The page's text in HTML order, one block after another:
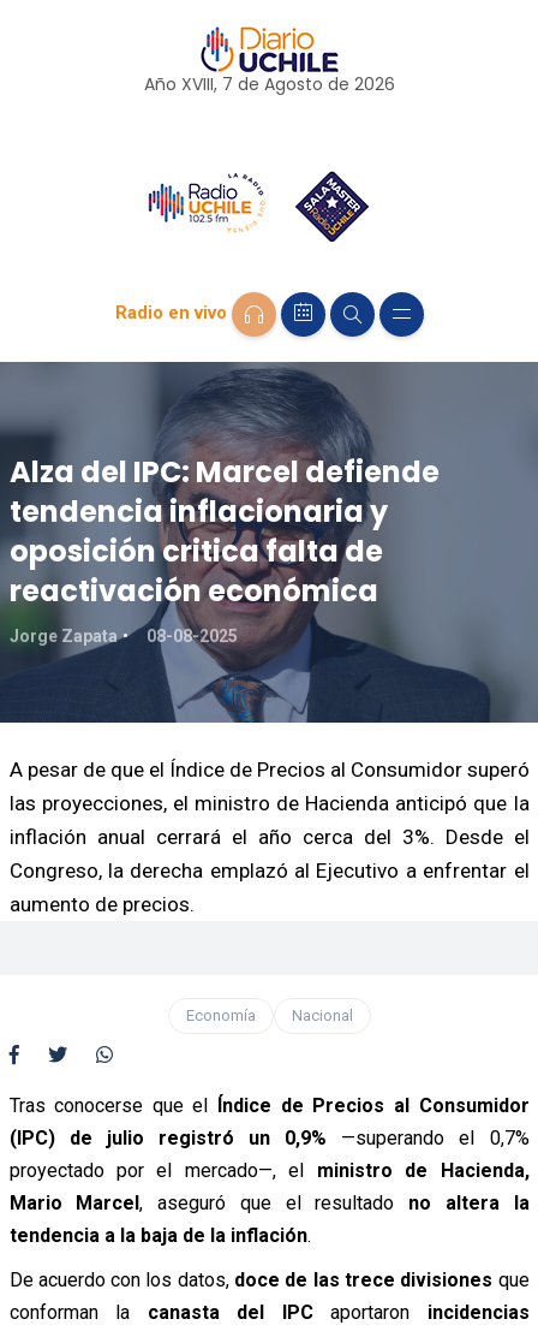
Año XVIII, 7 de Agosto de 2026
Radio en vivo
Alza del IPC: Marcel defiende
tendencia inflacionaria y
oposición critica falta de
reactivación económica
Jorge Zapata 08-08-2025
A pesar de que el Índice de Precios al Consumidor superó
las proyecciones, el ministro de Hacienda anticipó que la
inflación anual cerrará el año cerca del 3%. Desde el
Congreso, la derecha emplazó al Ejecutivo a enfrentar el
aumento de precios.
Economía Nacional
Tras conocerse que el Índice de Precios al Consumidor
(IPC) de julio registró un 0,9% —superando el 0,7%
proyectado por el mercado—, el ministro de Hacienda,
Mario Marcel, aseguró que el resultado no altera la
tendencia a la baja de la inflación.
De acuerdo con los datos, doce de las trece divisiones que
conforman la canasta del IPCaportaron incidencias